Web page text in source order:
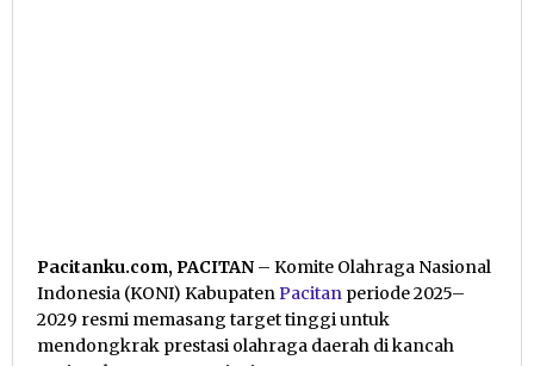
Pacitanku.com, PACITAN – Komite Olahraga Nasional
Indonesia (KONI) KabupatenPacitan periode 2025–
2029 resmi memasang target tinggi untuk
mendongkrak prestasi olahraga daerah di kancah